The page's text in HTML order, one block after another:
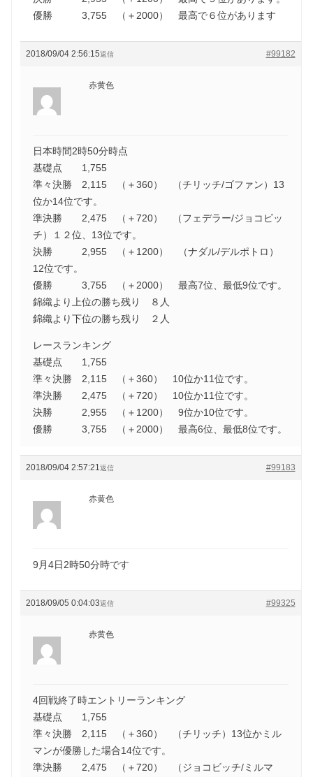
優勝 3,755 （＋2000） 最高で６位があります
2018/09/04 2:56:15 #99182
返信
赤黄色
日本時間2時50分時点
基礎点 1,755
準々決勝 2,115 （＋360） （チリッチ/ゴファン）13
位か14位です。
準決勝 2,475 （＋720） （フェデラー/ジョコビッ
チ）１２位、13位です。
決勝 2,955 （＋1200） （ナダル/デルポトロ）
12位です。
優勝 3,755 （＋2000） 最高7位、最低9位です。
錦織より上位の勝ち残り ８人
錦織より下位の勝ち残り ２人
レースランキング
基礎点 1,755
準々決勝 2,115 （＋360） 10位か11位です。
準決勝 2,475 （＋720） 10位か11位です。
決勝 2,955 （＋1200） 9位か10位です。
優勝 3,755 （＋2000） 最高6位、最低8位です。
2018/09/04 2:57:21 #99183
返信
赤黄色
9月4日2時50分時です
2018/09/05 0:04:03 #99325
返信
赤黄色
4回戦終了時エントリーランキング
基礎点 1,755
準々決勝 2,115 （＋360） （チリッチ）13位かミル
マンが優勝した場合14位です。
準決勝 2,475 （＋720） （ジョコビッチ/ミルマ